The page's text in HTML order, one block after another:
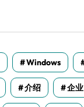
Windows
介绍 企业